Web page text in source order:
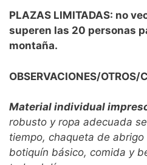
PLAZAS LIMITADAS: no
superen las 20 personas
montaña.
OBSERVACIONES/OTROS/
Material individual
robusto y ropa adecuada
tiempo, chaqueta de abrigo
botiquín básico, comida y